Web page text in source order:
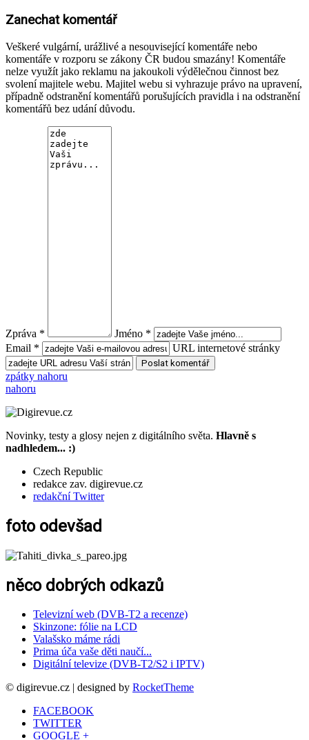
Zanechat komentář
Veškeré vulgární, urážlivé a nesouvisející komentáře nebo
komentáře v rozporu se zákony ČR budou smazány! Komentáře
nelze využít jako reklamu na jakoukoli výdělečnou činnost bez
svolení majitele webu. Majitel webu si vyhrazuje právo na upravení,
případně odstranění komentářů porušujících pravidla i na odstranění
komentářů bez udání důvodu.
Zpráva *
Jméno *
Email *
URL internetové stránky
zpátky nahoru
nahoru
Novinky, testy a glosy nejen z digitálního světa. Hlavně s
nadhledem... :)
Czech Republic
redakce zav. digirevue.cz
redakční Twitter
foto odevšad
něco dobrých odkazů
Televizní web (DVB-T2 a recenze)
Skinzone: fólie na LCD
Valašsko máme rádi
Prima úča vaše děti naučí...
Digitální televize (DVB-T2/S2 i IPTV)
© digirevue.cz | designed by RocketTheme
FACEBOOK
TWITTER
GOOGLE +